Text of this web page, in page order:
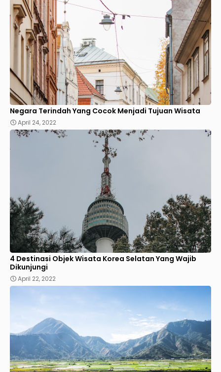
Negara Terindah Yang Cocok Menjadi Tujuan Wisata
April 24, 2022
4 Destinasi Objek Wisata Korea Selatan Yang Wajib
Dikunjungi
April 22, 2022